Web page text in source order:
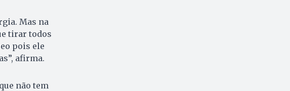
Mas na
tirar todos
pois ele
afirma.
não tem